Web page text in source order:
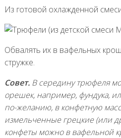
Из готовой охлажденной
Обвалять их в вафельных
стружке.
Совет. В середину трюфеля
орешек, например, фундука,
по-желанию, в конфетную
измельченные грецкие (или
конфеты можно в вафельной